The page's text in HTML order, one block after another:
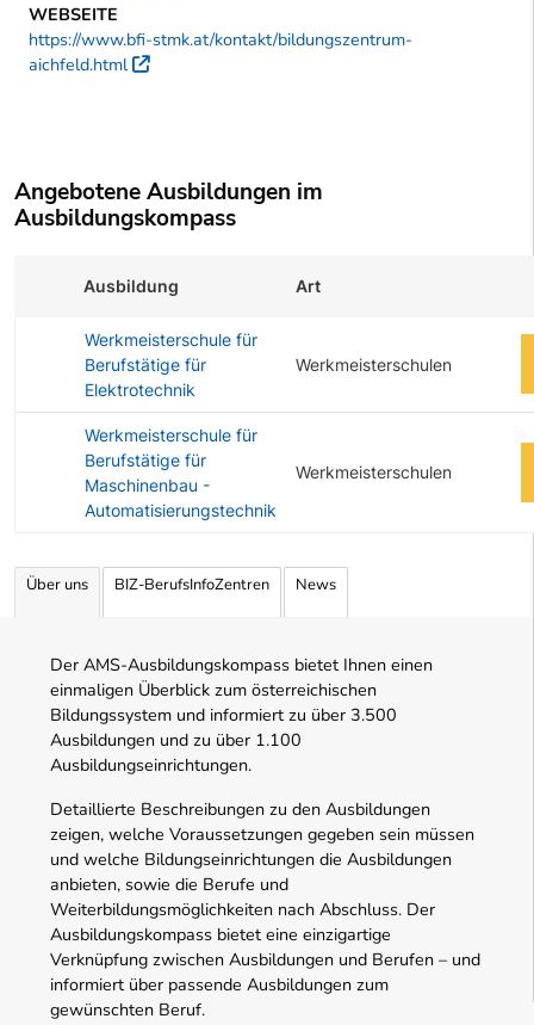
WEBSEITE
https://www.bfi-stmk.at/kontakt/bildungszentrum-
aichfeld.html
Externer Link
Angebotene Ausbildungen im
Ausbildungskompass
Ausbildung Art
Werkmeisterschule für
Berufstätige für
Elektrotechnik
Werkmeisterschulen
Werkmeisterschule für
Berufstätige für
Maschinenbau -
Automatisierungstechnik
Werkmeisterschulen
Über uns BIZ-BerufsInfoZentren News
Der AMS-Ausbildungskompass bietet Ihnen einen
einmaligen Überblick zum österreichischen
Bildungssystem und informiert zu über 3.500
Ausbildungen und zu über 1.100
Ausbildungseinrichtungen.
Detaillierte Beschreibungen zu den Ausbildungen
zeigen, welche Voraussetzungen gegeben sein müssen
und welche Bildungseinrichtungen die Ausbildungen
anbieten, sowie die Berufe und
Weiterbildungsmöglichkeiten nach Abschluss. Der
Ausbildungskompass bietet eine einzigartige
Verknüpfung zwischen Ausbildungen und Berufen – und
informiert über passende Ausbildungen zum
gewünschten Beruf.